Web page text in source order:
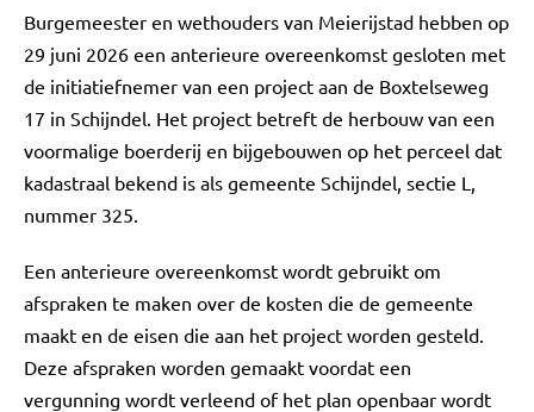
Burgemeester en wethouders van Meierijstad hebben op
29 juni 2026 een anterieure overeenkomst gesloten met
de initiatiefnemer van een project aan de Boxtelseweg
17 in Schijndel. Het project betreft de herbouw van een
voormalige boerderij en bijgebouwen op het perceel dat
kadastraal bekend is als gemeente Schijndel, sectie L,
nummer 325.
Een anterieure overeenkomst wordt gebruikt om
afspraken te maken over de kosten die de gemeente
maakt en de eisen die aan het project worden gesteld.
Deze afspraken worden gemaakt voordat een
vergunning wordt verleend of het plan openbaar wordt